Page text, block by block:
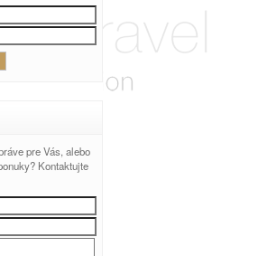
pre Vás, alebo
Kontaktujte